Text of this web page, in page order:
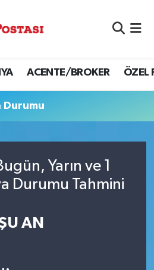
ACENTE/BROKER ÖZEL
Durumu
Yarın ve 1
Durumu Tahmini
AN
ve Fikstür